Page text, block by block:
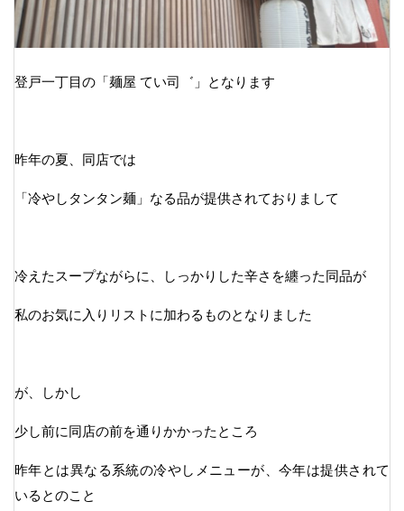
登戸一丁目の「麺屋 てい司゛」となります
昨年の夏、同店では
「冷やしタンタン麺」なる品が提供されておりまして
冷えたスープながらに、しっかりした辛さを纏った同品が
私のお気に入りリストに加わるものとなりました
が、しかし
少し前に同店の前を通りかかったところ
昨年とは異なる系統の冷やしメニューが、今年は提供されて
いるとのこと